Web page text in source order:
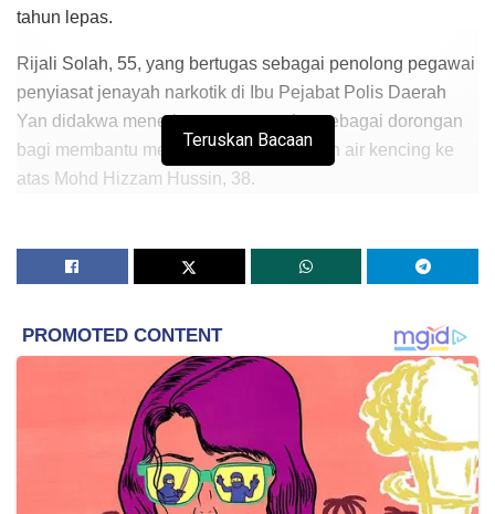
tahun lepas.
Rijali Solah, 55, yang bertugas sebagai penolong pegawai
penyiasat jenayah narkotik di Ibu Pejabat Polis Daerah
Yan didakwa menerima wang tersebut sebagai dorongan
bagi membantu menukar keputusan ujian air kencing ke
atas Mohd Hizzam Hussin, 38.
Kak Chaq Ikan Bakar dalam daerah Kuala Muda, kira-kira
2.10 petang pada 12 Mei 2014.
Dia didakwa mengikut Seksyen 17 (a) Akta Suruhanjaya
Pencegahan Rasuah Malaysia (SPRM) 2009 yang
membawa hukuman penjara maksimum 20 tahun dan
denda tidak kurang lima kali ganda nilai suapan atau
RM10,000 yang mana lebih tinggi, jika sabit kesalahan.
Timbalan Pendakwa Raya SPRM, A. Hafiizh Abu Bakar
Teruskan Bacaan